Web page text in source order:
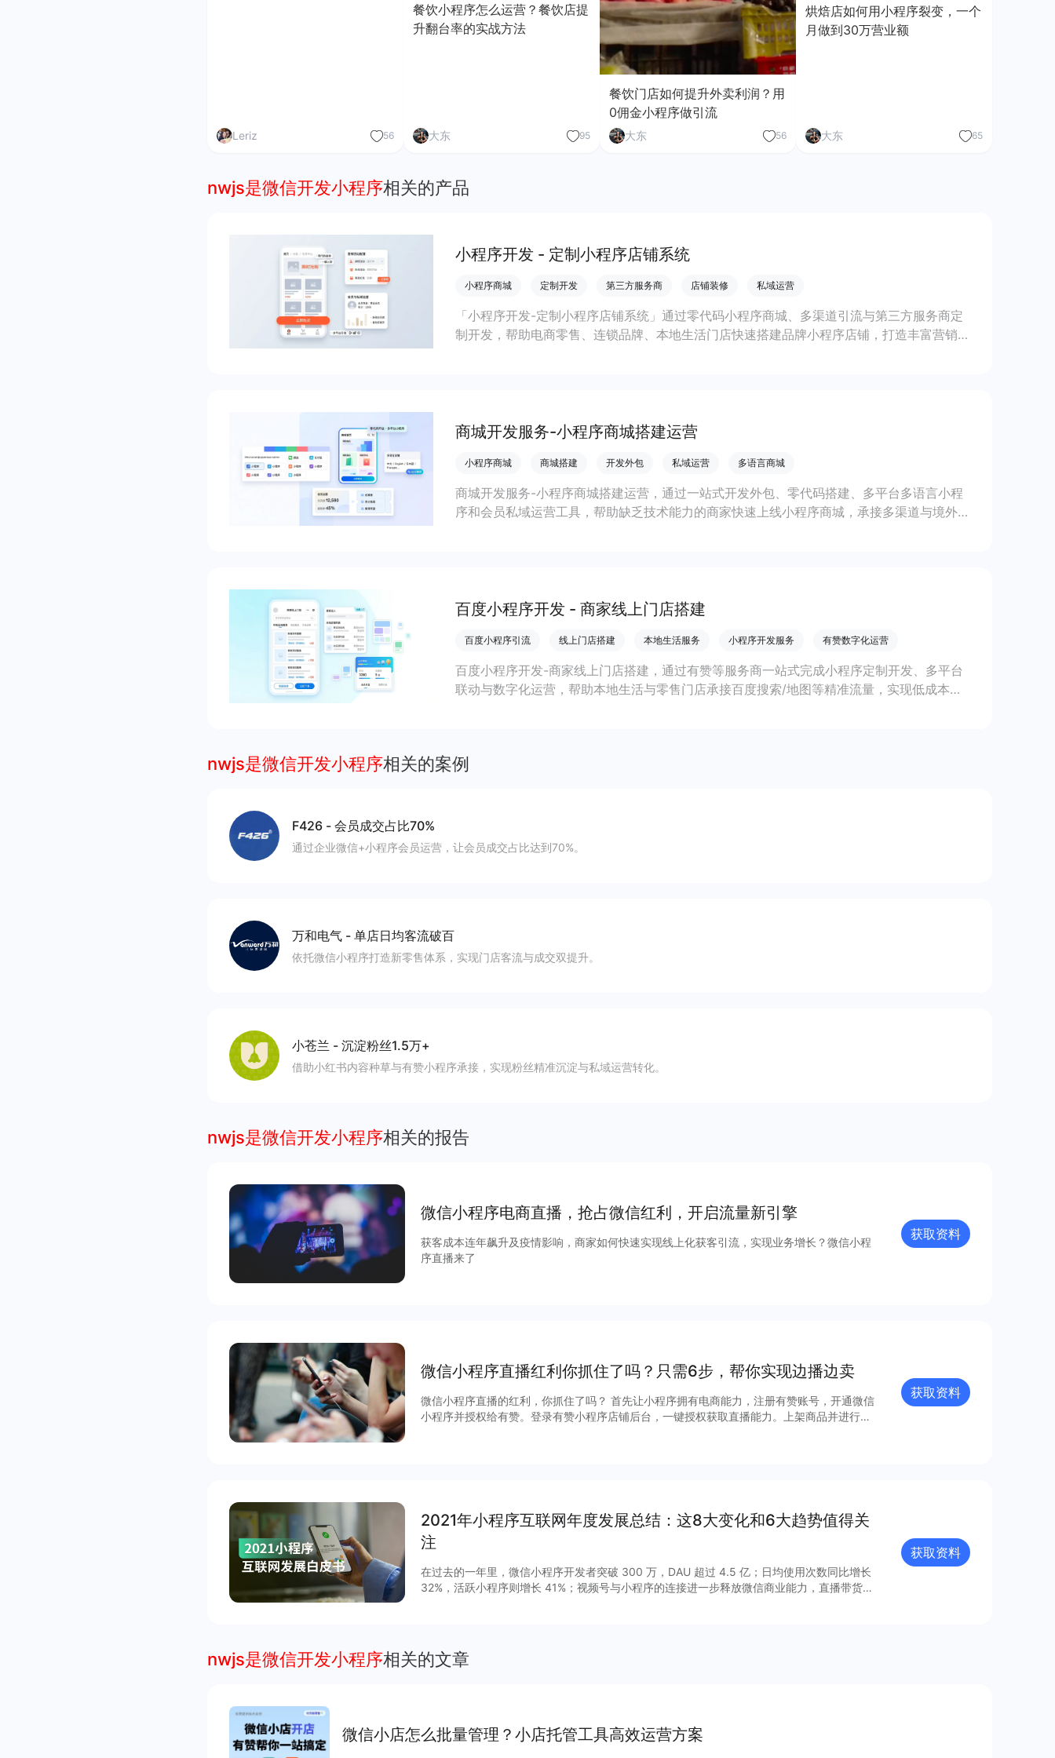
Leriz 56
餐饮小程序怎么运营？餐饮店提
升翻台率的实战方法
大东 95
餐饮门店如何提升外卖利润？用
0佣金小程序做引流
大东 56
烘焙店如何用小程序裂变，一个
月做到30万营业额
大东 65
nwjs是微信开发小程序相关的产品
小程序开发 - 定制小程序店铺系统
小程序商城 定制开发 第三方服务商 店铺装修 私域运营
「小程序开发-定制小程序店铺系统」通过零代码小程序商城、多渠道引流与第三方服务商定
制开发，帮助电商零售、连锁品牌、本地生活门店快速搭建品牌小程序店铺，打造丰富营销与
商城开发服务-小程序商城搭建运营
小程序商城 商城搭建 开发外包 私域运营 多语言商城
商城开发服务-小程序商城搭建运营，通过一站式开发外包、零代码搭建、多平台多语言小程
序和会员私域运营工具，帮助缺乏技术能力的商家快速上线小程序商城，承接多渠道与境外客
百度小程序开发 - 商家线上门店搭建
百度小程序引流 线上门店搭建 本地生活服务 小程序开发服务 有赞数字化运营
百度小程序开发-商家线上门店搭建，通过有赞等服务商一站式完成小程序定制开发、多平台
联动与数字化运营，帮助本地生活与零售门店承接百度搜索/地图等精准流量，实现低成本获
nwjs是微信开发小程序相关的案例
F426 - 会员成交占比70%
通过企业微信+小程序会员运营，让会员成交占比达到70%。
万和电气 - 单店日均客流破百
依托微信小程序打造新零售体系，实现门店客流与成交双提升。
小苍兰 - 沉淀粉丝1.5万+
借助小红书内容种草与有赞小程序承接，实现粉丝精准沉淀与私域运营转化。
nwjs是微信开发小程序相关的报告
微信小程序电商直播，抢占微信红利，开启流量新引擎
获客成本连年飙升及疫情影响，商家如何快速实现线上化获客引流，实现业务增长？微信小程
序直播来了
获取资料
微信小程序直播红利你抓住了吗？只需6步，帮你实现边播边卖
微信小程序直播的红利，你抓住了吗？ 首先让小程序拥有电商能力，注册有赞账号，开通微信
小程序并授权给有赞。登录有赞小程序店铺后台，一键授权获取直播能力。上架商品并进行推
获取资料
2021年小程序互联网年度发展总结：这8大变化和6大趋势值得关
注
在过去的一年里，微信小程序开发者突破 300 万，DAU 超过 4.5 亿；日均使用次数同比增长
32%，活跃小程序则增长 41%；视频号与小程序的连接进一步释放微信商业能力，直播带货
通，扩展“闭环思维“至“节点思维”，营销场景和营销方法由此迸发更多灵感与创新；支付宝、百
度等互联网平台加速扩建生态能力，小程序成为互联网商业的重要阵地；在生态建设方面，各
获取资料
nwjs是微信开发小程序相关的文章
微信小店怎么批量管理？小店托管工具高效运营方案